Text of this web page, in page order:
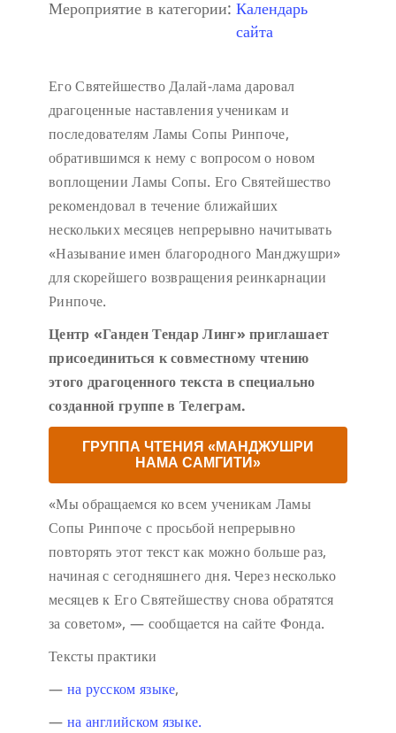
Мероприятие в категории: Календарь
сайта
Его Святейшество Далай-лама даровал
драгоценные наставления ученикам и
последователям Ламы Сопы Ринпоче,
обратившимся к нему с вопросом о новом
воплощении Ламы Сопы. Его Святейшество
рекомендовал в течение ближайших
нескольких месяцев непрерывно начитывать
«Называние имен благородного Манджушри»
для скорейшего возвращения реинкарнации
Ринпоче.
Центр «Ганден Тендар Линг» приглашает
присоединиться к совместному чтению
этого драгоценного текста в специально
созданной группе в Телеграм.
ГРУППА ЧТЕНИЯ «МАНДЖУШРИ
НАМА САМГИТИ»
«Мы обращаемся ко всем ученикам Ламы
Сопы Ринпоче с просьбой непрерывно
повторять этот текст как можно больше раз,
начиная с сегодняшнего дня. Через несколько
месяцев к Его Святейшеству снова обратятся
за советом», — сообщается на сайте Фонда.
Тексты практики
— на русском языке,
— на английском языке.